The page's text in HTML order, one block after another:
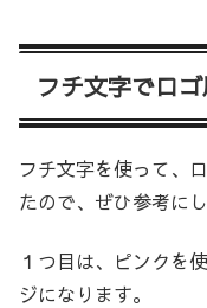
フチ文字でロ
フチ文字を使って、
たので、ぜひ参考に
１つ目は、ピンクを
ジになります。